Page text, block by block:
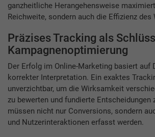
ganzheitliche Herangehensweise
Reichweite, sondern auch die Effizienz des
Präzises Tracking als
Kampagnenoptimierung
Der Erfolg im Online-Marketing basiert auf
korrekter Interpretation. Ein exaktes
unverzichtbar, um die Wirksamkeit
zu bewerten und fundierte Entscheidungen
müssen nicht nur Conversions, sondern
und Nutzerinteraktionen erfasst werden.